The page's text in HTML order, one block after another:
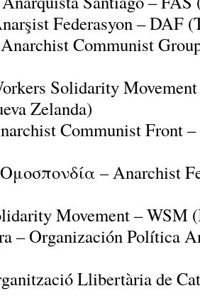
Federasyon – DAF
Communist
Solidarity
Zelanda)
Communist Front
– Anarchist
Movement – WSM
– Organización Política
Llibertària de